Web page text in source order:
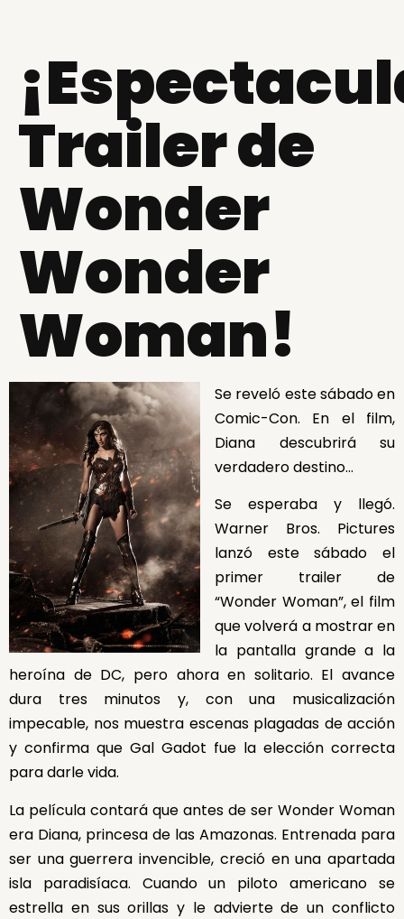
Trailer de
Wonder
Wonder
Woman!
Se reveló este sábado en
Comic-Con. En el film,
Diana descubrirá su
verdadero destino…
Se esperaba y llegó.
Warner Bros. Pictures
lanzó este sábado el
primer trailer de
“Wonder Woman”, el film
que volverá a mostrar en
la pantalla grande a la
heroína de DC, pero ahora en solitario. El avance
dura tres minutos y, con una musicalización
impecable, nos muestra escenas plagadas de acción
y confirma que Gal Gadot fue la elección correcta
para darle vida.
La película contará que antes de ser Wonder Woman
era Diana, princesa de las Amazonas. Entrenada para
ser una guerrera invencible, creció en una apartada
isla paradisíaca. Cuando un piloto americano se
estrella en sus orillas y le advierte de un conflicto